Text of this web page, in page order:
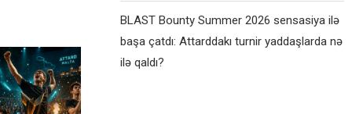
BLAST Bounty Summer 2026 sensasiya ilə
başa çatdı: Attarddakı turnir yaddaşlarda nə
ilə qaldı?